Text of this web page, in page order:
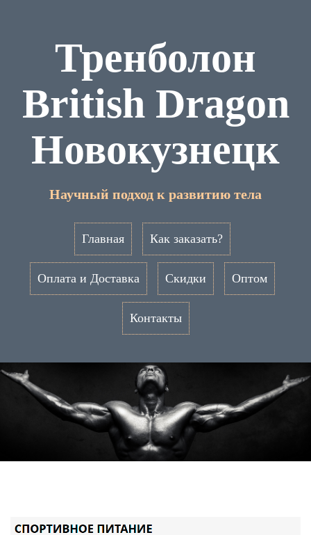
Тренболон
British Dragon
Новокузнецк
Научный подход к развитию тела
Главная Как заказать?
Оплата и Доставка Скидки Оптом
Контакты